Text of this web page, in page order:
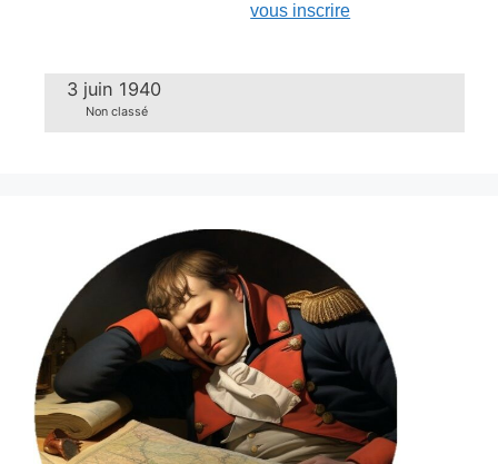
vous inscrire
3 juin 1940
Non classé